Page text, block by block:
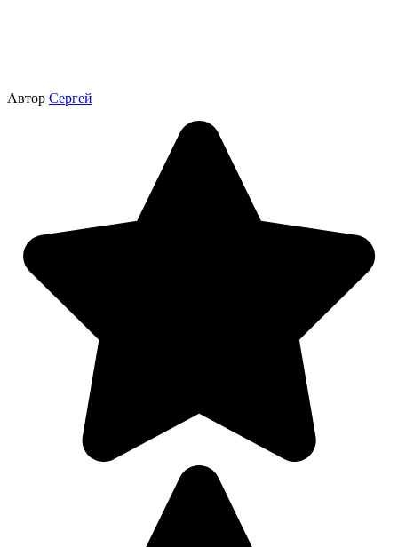
Автор Сергей